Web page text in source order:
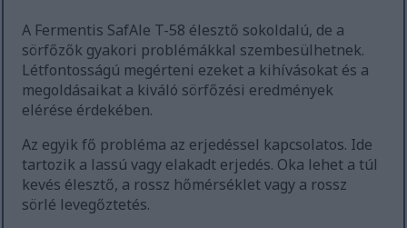
A Fermentis SafAle T-58 élesztő sokoldalú, de a
sörfőzők gyakori problémákkal szembesülhetnek.
Létfontosságú megérteni ezeket a kihívásokat és a
megoldásaikat a kiváló sörfőzési eredmények
elérése érdekében.
Az egyik fő probléma az erjedéssel kapcsolatos. Ide
tartozik a lassú vagy elakadt erjedés. Oka lehet a túl
kevés élesztő, a rossz hőmérséklet vagy a rossz
sörlé levegőztetés.